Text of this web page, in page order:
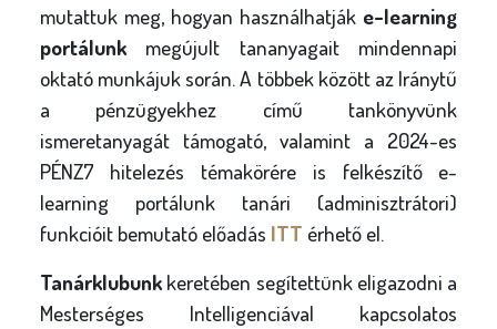
mutattuk meg, hogyan használhatják e-learning
portálunkmegújult tananyagait mindennapi
oktató munkájuk során. A többek között az Iránytű
a pénzügyekhez című tankönyvünk
ismeretanyagát támogató, valamint a 2024-es
PÉNZ7 hitelezés témakörére is felkészítő e-
learning portálunk tanári (adminisztrátori)
funkcióit bemutató előadás ITT érhető el.
Tanárklubunkkeretében segítettünk eligazodni a
Mesterséges Intelligenciával kapcsolatos